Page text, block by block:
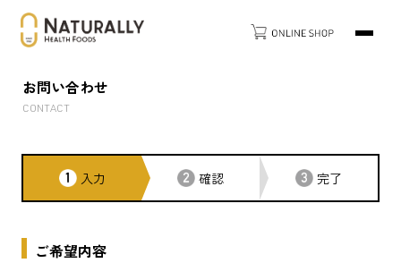
お問い合わせ
CONTACT
入力 確認 完了
ご希望内容